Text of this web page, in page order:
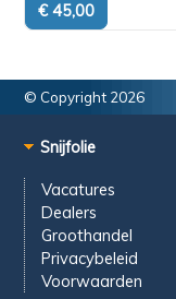
© Copyright 2026
Snijfolie
Vacatures
Dealers
Groothandel
Privacybeleid
Voorwaarden